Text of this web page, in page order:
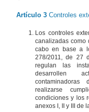
Artículo 3 Controles
Los controles
canalizadas como
cabo en base a
278/2011, de 27
regulan las
desarrollen
realizarse
condiciones y los
anexos I, II y III de